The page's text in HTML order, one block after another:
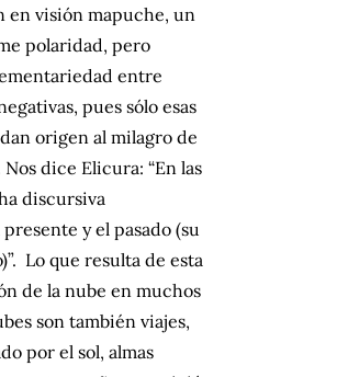
en visión mapuche, un
polaridad, pero
entre
pues sólo esas
origen al milagro de
dice Elicura: “En las
discursiva
y el pasado (su
Lo que resulta de esta
de la nube en muchos
son también viajes,
por el sol, almas